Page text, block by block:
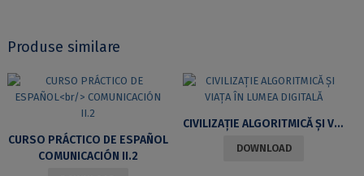
Produse similare
CURSO PRÁCTICO DE ESPAÑOL
COMUNICACIÓN II.2
CIVILIZAȚIE ALGORITMICĂ ȘI VIAȚA ÎN LUMEA DIGITALĂ
DOWNLOAD